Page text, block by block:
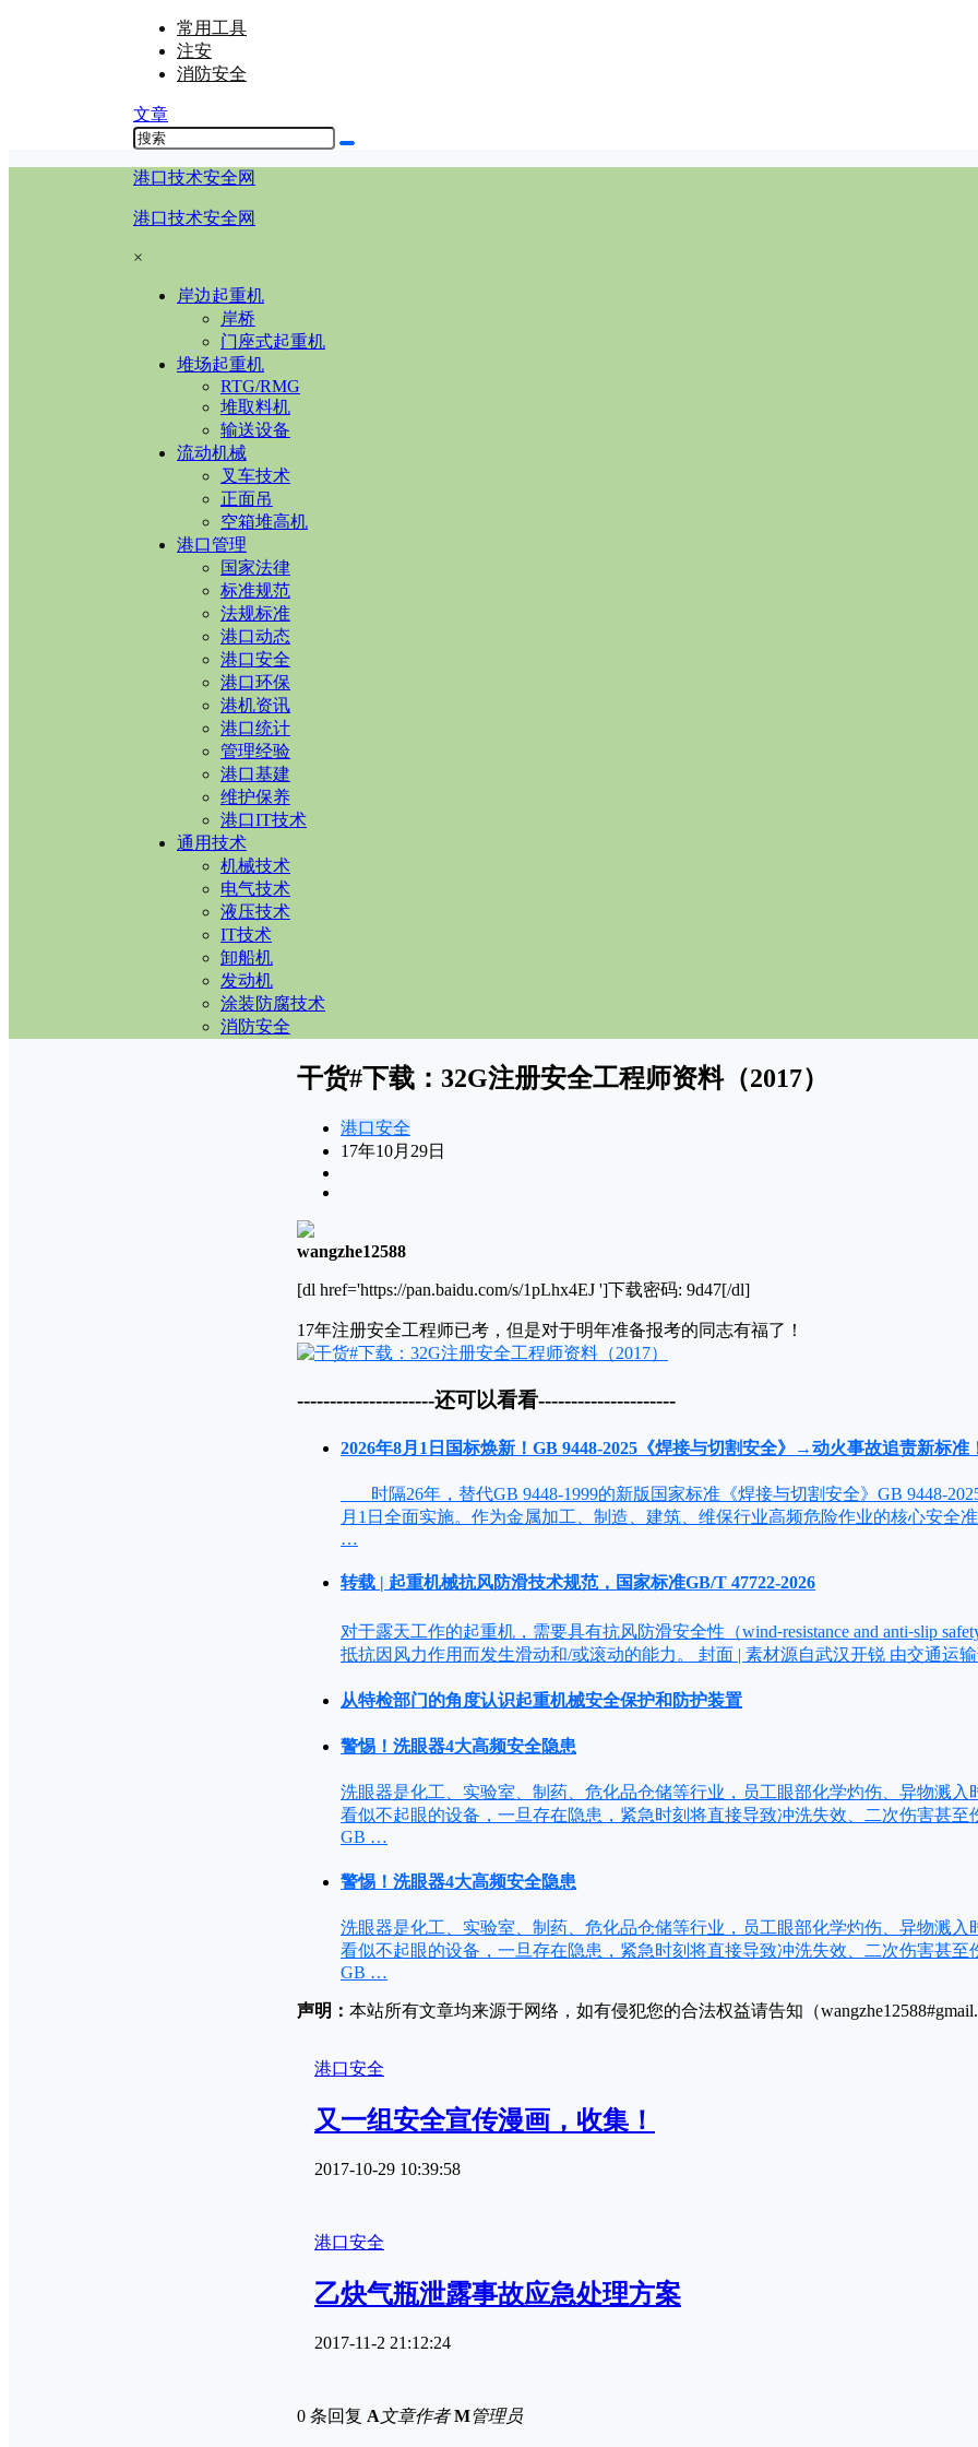
常用工具
注安
消防安全
文章
港口技术安全网
港口技术安全网
×
岸边起重机
岸桥
门座式起重机
堆场起重机
RTG/RMG
堆取料机
输送设备
流动机械
叉车技术
正面吊
空箱堆高机
港口管理
国家法律
标准规范
法规标准
港口动态
港口安全
港口环保
港机资讯
港口统计
管理经验
港口基建
维护保养
港口IT技术
通用技术
机械技术
电气技术
液压技术
IT技术
卸船机
发动机
涂装防腐技术
消防安全
干货#下载：32G注册安全工程师资料（2017）
港口安全
17年10月29日
wangzhe12588
[dl href='https://pan.baidu.com/s/1pLhx4EJ ']下载密码: 9d47[/dl]
17年注册安全工程师已考，但是对于明年准备报考的同志有福了！
---------------------还可以看看---------------------
2026年8月1日国标焕新！GB 9448-2025《焊接与切割安全》→动火事故追责新标准
时隔26年，替代GB 9448-1999的新版国家标准《焊接与切割安全》GB 9448-
月1日全面实施。作为金属加工、制造、建筑、维保行业高频危险作业的核心安全
…
转载 | 起重机械抗风防滑技术规范，国家标准GB/T 47722-2026
对于露天工作的起重机，需要具有抗风防滑安全性（wind⁃resistance and anti⁃slip
抵抗因风力作用而发生滑动和/或滚动的能力。 封面 | 素材源自武汉开锐 由交通运
从特检部门的角度认识起重机械安全保护和防护装置
警惕！洗眼器4大高频安全隐患
洗眼器是化工、实验室、制药、危化品仓储等行业，员工眼部化学灼伤、异物溅入
看似不起眼的设备，一旦存在隐患，紧急时刻将直接导致冲洗失效、二次伤害甚至
GB …
警惕！洗眼器4大高频安全隐患
洗眼器是化工、实验室、制药、危化品仓储等行业，员工眼部化学灼伤、异物溅入
看似不起眼的设备，一旦存在隐患，紧急时刻将直接导致冲洗失效、二次伤害甚至
GB …
声明： 本站所有文章均来源于网络，如有侵犯您的合法权益请告知（
港口安全
又一组安全宣传漫画，收集！
2017-10-29 10:39:58
港口安全
乙炔气瓶泄露事故应急处理方案
2017-11-2 21:12:24
0 条回复 A文章作者 M管理员